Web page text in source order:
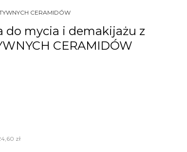
CERAMIDÓW
do mycia i demakijażu z
CERAMIDÓW
zł